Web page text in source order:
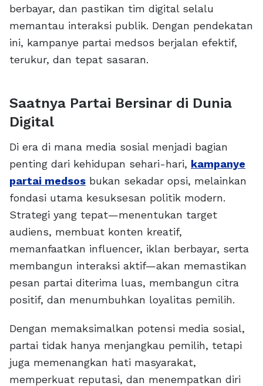
berbayar, dan pastikan tim digital selalu
memantau interaksi publik. Dengan pendekatan
ini, kampanye partai medsos berjalan efektif,
terukur, dan tepat sasaran.
Saatnya Partai Bersinar di Dunia
Digital
Di era di mana media sosial menjadi bagian
penting dari kehidupan sehari-hari, kampanye
partai medsos bukan sekadar opsi, melainkan
fondasi utama kesuksesan politik modern.
Strategi yang tepat—menentukan target
audiens, membuat konten kreatif,
memanfaatkan influencer, iklan berbayar, serta
membangun interaksi aktif—akan memastikan
pesan partai diterima luas, membangun citra
positif, dan menumbuhkan loyalitas pemilih.
Dengan memaksimalkan potensi media sosial,
partai tidak hanya menjangkau pemilih, tetapi
juga memenangkan hati masyarakat,
memperkuat reputasi, dan menempatkan diri